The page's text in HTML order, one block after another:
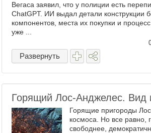
Вегаса заявил, что у полиции есть
ChatGPT. ИИ выдал детали конструкции
компонентов, места их покупки и
уже ...
Развернуть
Горящий Лос-Анджелес. Вид
Горящие пригороды
космоса. Но все равно,
свободнее,